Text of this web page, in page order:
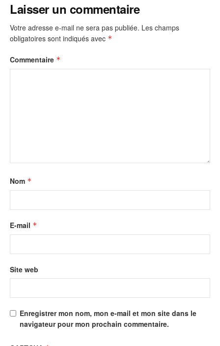
Laisser un commentaire
Votre adresse e-mail ne sera pas publiée. Les champs
obligatoires sont indiqués avec *
Commentaire *
Nom *
E-mail *
Site web
Enregistrer mon nom, mon e-mail et mon site dans le
navigateur pour mon prochain commentaire.